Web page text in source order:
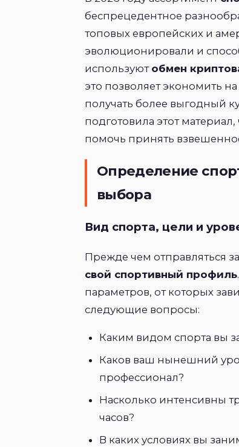
беспрецедентное
топовых европейских и
эволюционировали и
используют обмен
это позволяет экономить
получать более выгодный
подготовила этот
помочь принять
Определение
выбора
Вид спорта, цели и
Прежде чем отправляться
свой спортивный профиль
параметров, от которых
следующие вопросы:
Каким видом спорта вы
Каков ваш нынешний
профессионал?
Насколько интенсивны
часов?
В каких условиях вы